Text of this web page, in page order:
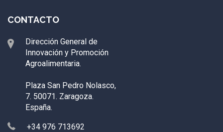
CONTACTO
Dirección General de
Innovación y Promoción
Agroalimentaria.
Plaza San Pedro Nolasco,
7. 50071. Zaragoza.
España.
+34 976 713692